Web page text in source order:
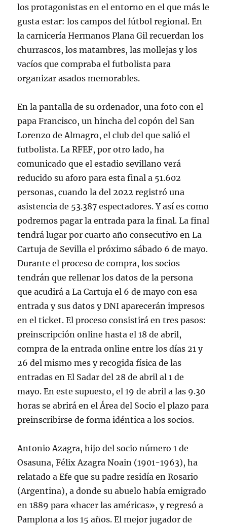
los protagonistas en el entorno en el que más le
gusta estar: los campos del fútbol regional. En
la carnicería Hermanos Plana Gil recuerdan los
churrascos, los matambres, las mollejas y los
vacíos que compraba el futbolista para
organizar asados memorables.
En la pantalla de su ordenador, una foto con el
papa Francisco, un hincha del copón del San
Lorenzo de Almagro, el club del que salió el
futbolista. La RFEF, por otro lado, ha
comunicado que el estadio sevillano verá
reducido su aforo para esta final a 51.602
personas, cuando la del 2022 registró una
asistencia de 53.387 espectadores. Y así es como
podremos pagar la entrada para la final. La final
tendrá lugar por cuarto año consecutivo en La
Cartuja de Sevilla el próximo sábado 6 de mayo.
Durante el proceso de compra, los socios
tendrán que rellenar los datos de la persona
que acudirá a La Cartuja el 6 de mayo con esa
entrada y sus datos y DNI aparecerán impresos
en el ticket. El proceso consistirá en tres pasos:
preinscripción online hasta el 18 de abril,
compra de la entrada online entre los días 21 y
26 del mismo mes y recogida física de las
entradas en El Sadar del 28 de abril al 1 de
mayo. En este supuesto, el 19 de abril a las 9.30
horas se abrirá en el Área del Socio el plazo para
preinscribirse de forma idéntica a los socios.
Antonio Azagra, hijo del socio número 1 de
Osasuna, Félix Azagra Noain (1901-1963), ha
relatado a Efe que su padre residía en Rosario
(Argentina), a donde su abuelo había emigrado
en 1889 para «hacer las américas», y regresó a
Pamplona a los 15 años. El mejor jugador de